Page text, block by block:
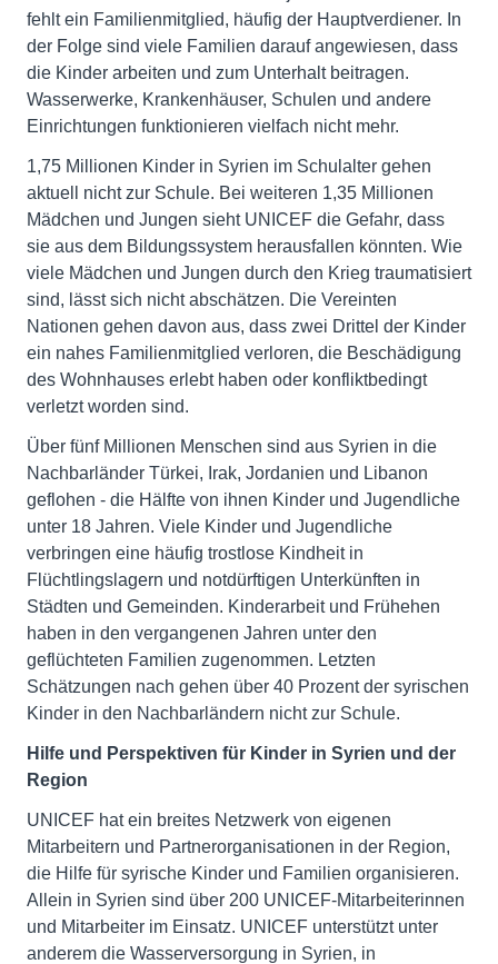
fehlt ein Familienmitglied, häufig der Hauptverdiener. In
der Folge sind viele Familien darauf angewiesen, dass
die Kinder arbeiten und zum Unterhalt beitragen.
Wasserwerke, Krankenhäuser, Schulen und andere
Einrichtungen funktionieren vielfach nicht mehr.
1,75 Millionen Kinder in Syrien im Schulalter gehen
aktuell nicht zur Schule. Bei weiteren 1,35 Millionen
Mädchen und Jungen sieht UNICEF die Gefahr, dass
sie aus dem Bildungssystem herausfallen könnten. Wie
viele Mädchen und Jungen durch den Krieg traumatisiert
sind, lässt sich nicht abschätzen. Die Vereinten
Nationen gehen davon aus, dass zwei Drittel der Kinder
ein nahes Familienmitglied verloren, die Beschädigung
des Wohnhauses erlebt haben oder konfliktbedingt
verletzt worden sind.
Über fünf Millionen Menschen sind aus Syrien in die
Nachbarländer Türkei, Irak, Jordanien und Libanon
geflohen - die Hälfte von ihnen Kinder und Jugendliche
unter 18 Jahren. Viele Kinder und Jugendliche
verbringen eine häufig trostlose Kindheit in
Flüchtlingslagern und notdürftigen Unterkünften in
Städten und Gemeinden. Kinderarbeit und Frühehen
haben in den vergangenen Jahren unter den
geflüchteten Familien zugenommen. Letzten
Schätzungen nach gehen über 40 Prozent der syrischen
Kinder in den Nachbarländern nicht zur Schule.
Hilfe und Perspektiven für Kinder in Syrien und der
Region
UNICEF hat ein breites Netzwerk von eigenen
Mitarbeitern und Partnerorganisationen in der Region,
die Hilfe für syrische Kinder und Familien organisieren.
Allein in Syrien sind über 200 UNICEF-Mitarbeiterinnen
und Mitarbeiter im Einsatz. UNICEF unterstützt unter
anderem die Wasserversorgung in Syrien, in